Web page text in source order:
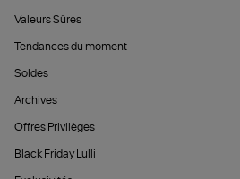
Valeurs Sûres
Tendances du moment
Soldes
Archives
Offres Privilèges
Black Friday Lulli